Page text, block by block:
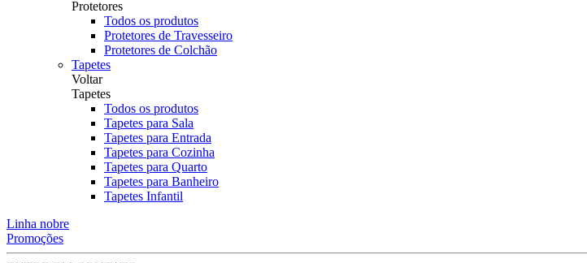
Protetores
Todos os produtos
Protetores de Travesseiro
Protetores de Colchão
Tapetes
Voltar
Tapetes
Todos os produtos
Tapetes para Sala
Tapetes para Entrada
Tapetes para Cozinha
Tapetes para Quarto
Tapetes para Banheiro
Tapetes Infantil
Linha nobre
Promoções